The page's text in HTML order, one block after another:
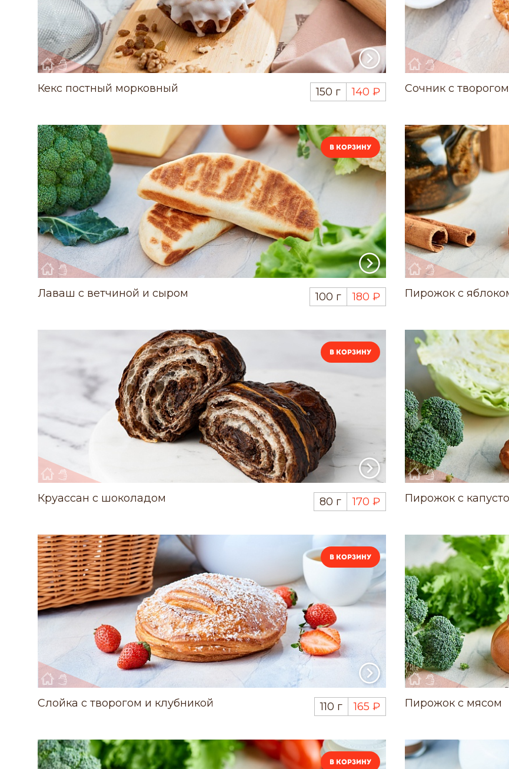
Кекс постный морковный 150 г 140 ₽ Сочник с творогом
Лаваш с ветчиной и сыром 100 г 180 ₽
В корзину
Пирожок с
Круассан с шоколадом 80 г 170 ₽
В корзину
Пирожок с
Слойка с творогом и клубникой 110 г 165 ₽
В корзину
Пирожок с мясом
В корзину